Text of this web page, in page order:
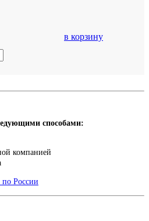
в корзину
способами:
компанией
по России